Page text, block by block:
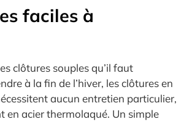
faciles à
clôtures souples qu’il faut
à la fin de l’hiver, les clôtures en
aucun entretien particulier,
en acier thermolaqué. Un simple